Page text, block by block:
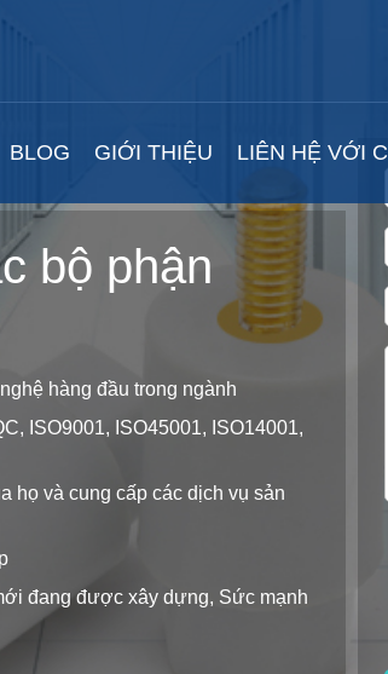
BLOG GIỚI THIỆU LIÊN HỆ VỚI
bộ phận
hàng đầu trong ngành
ISO9001, ISO45001, ISO14001,
họ và cung cấp các dịch vụ sản
đang được xây dựng, Sức mạnh